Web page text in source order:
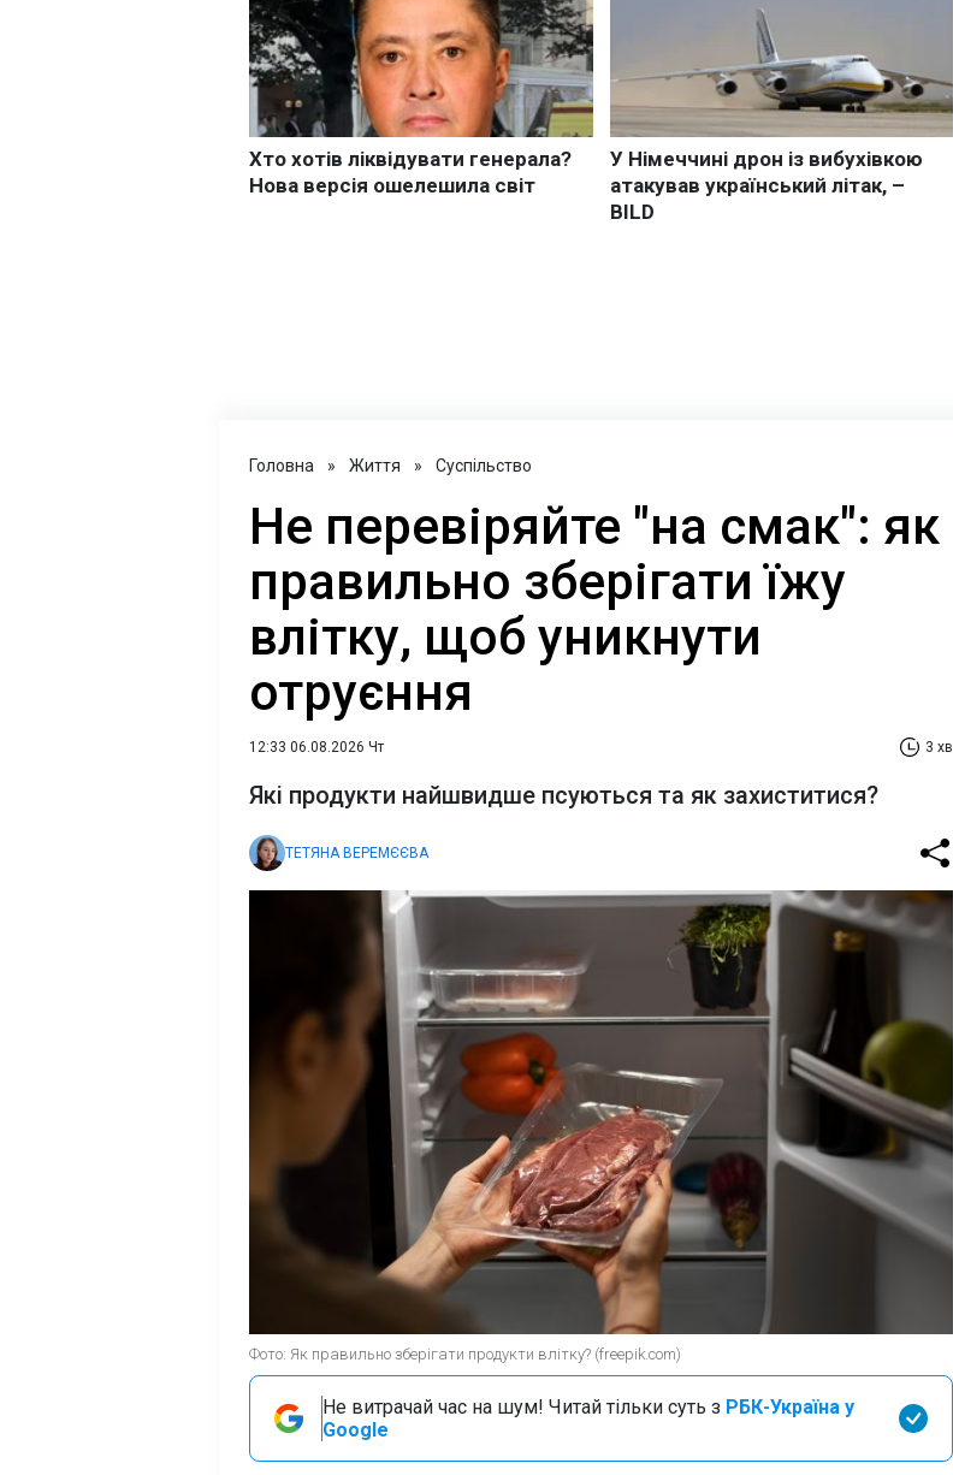
Головна » Життя » Суспільство
Не перевіряйте "на смак": як
правильно зберігати їжу
влітку, щоб уникнути
отруєння
12:33 06.08.2026 Чт 3 хв
Які продукти найшвидше псуються та як захиститися?
ТЕТЯНА ВЕРЕМЄЄВА
Фото: Як правильно зберігати продукти влітку? (freepik.com)
Не витрачай час на шум! Читай тільки суть з РБК-Україна у
Google